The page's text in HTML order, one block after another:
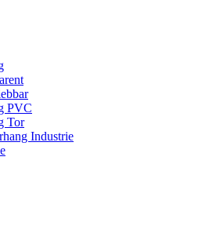
PVC
Tor
Industrie